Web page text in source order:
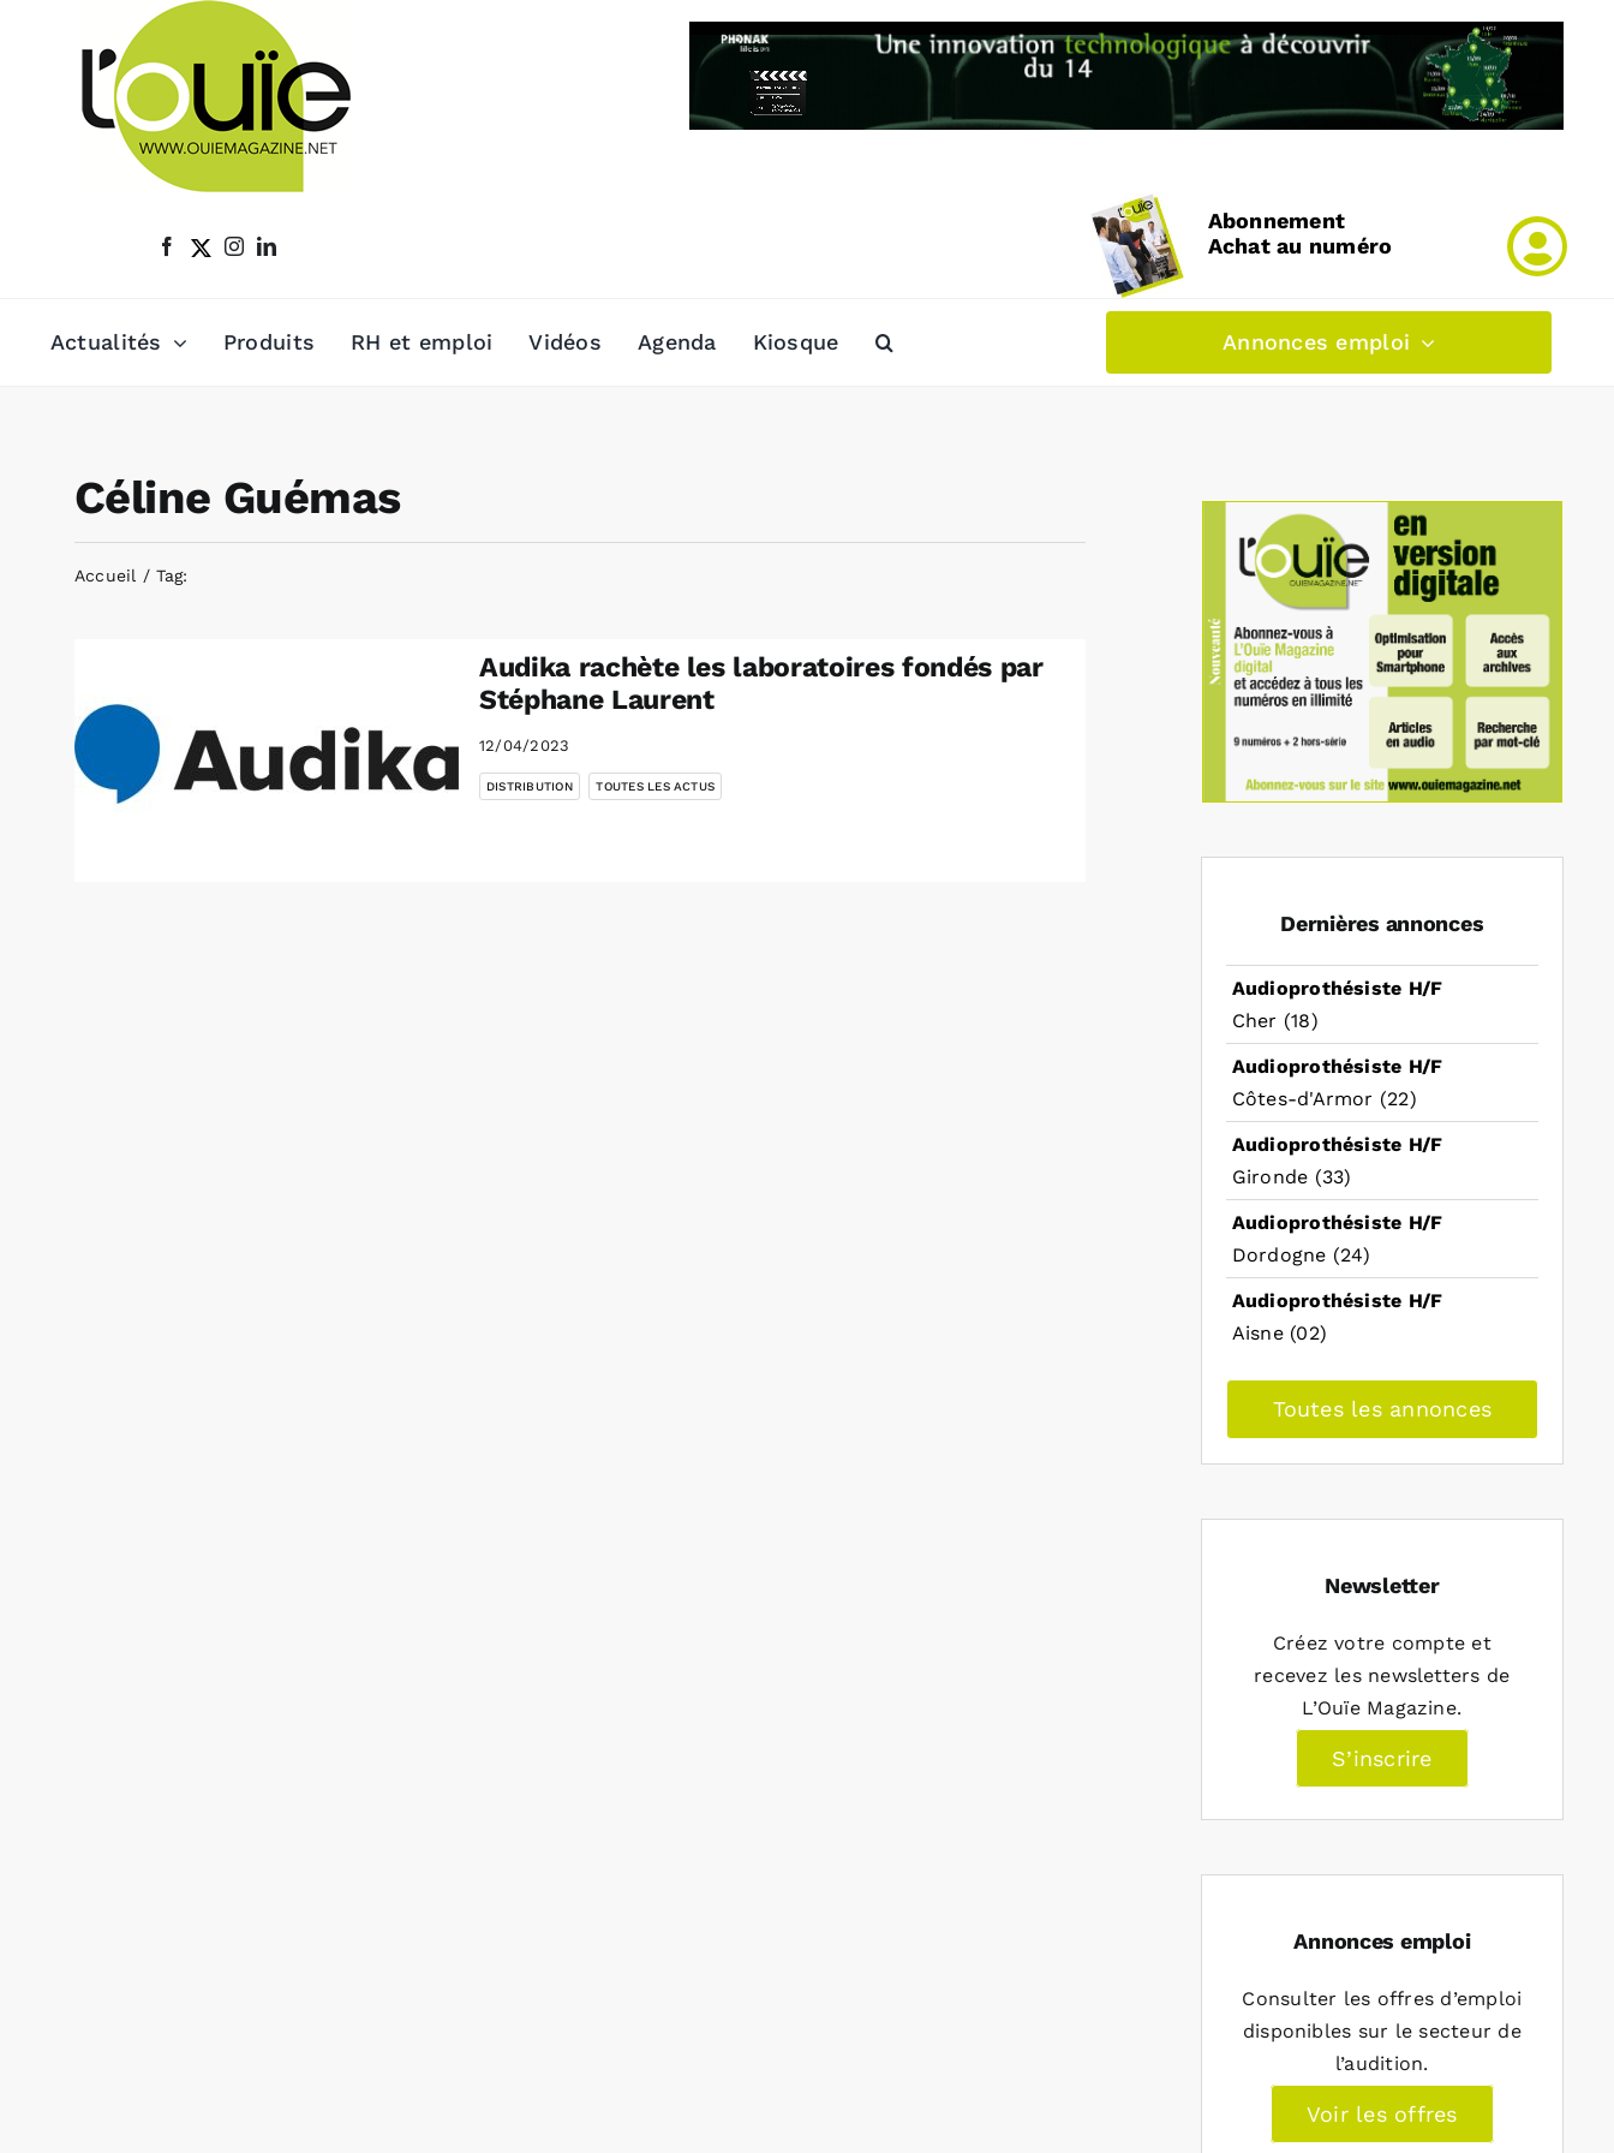
Abonnement
Achat au numéro
Actualités Produits RH et emploi Vidéos Agenda Kiosque Annonces emploi
Céline Guémas
Accueil Tag:
Audika rachète les laboratoires fondés par
Stéphane Laurent
12/04/2023
DISTRIBUTION TOUTES LES ACTUS
Dernières annonces
Audioprothésiste H/F
Cher (18)
Audioprothésiste H/F
Côtes-d'Armor (22)
Audioprothésiste H/F
Gironde (33)
Audioprothésiste H/F
Dordogne (24)
Audioprothésiste H/F
Aisne (02)
Toutes les annonces
Newsletter
Créez votre compte et
recevez les newsletters de
L’Ouïe Magazine.
S’inscrire
Annonces emploi
Consulter les offres d’emploi
disponibles sur le secteur de
l’audition.
Voir les offres